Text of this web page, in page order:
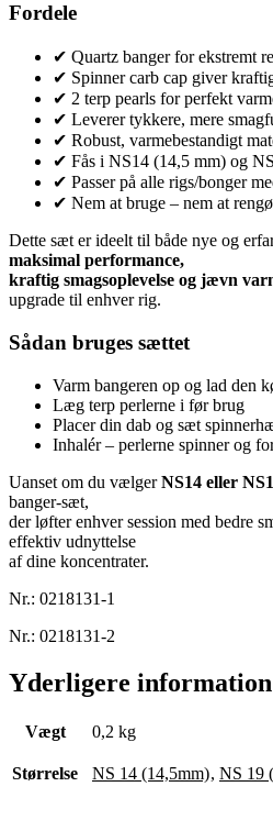
Fordele
✔ Quartz banger for ekstremt
✔ Spinner carb cap giver
✔ 2 terp pearls for perfekt
✔ Leverer tykkere, mere
✔ Robust, varmebestandigt
✔ Fås i NS14 (14,5 mm) og
✔ Passer på alle rigs/bonger
✔ Nem at bruge – nem at
Dette sæt er ideelt til både nye og
maksimal performance,
kraftig smagsoplevelse og jævn
upgrade til enhver rig.
Sådan bruges sættet
Varm bangeren op og lad den
Læg terp perlerne i før brug
Placer din dab og sæt
Inhalér – perlerne spinner og
Uanset om du vælgerNS14 eller
banger-sæt,
der løfter enhver session med bedre
effektiv udnyttelse
af dine koncentrater.
Nr.: 0218131-1
Nr.: 0218131-2
Yderligere information
Vægt 0,2 kg
Størrelse NS 14 (14,5mm), NS 19